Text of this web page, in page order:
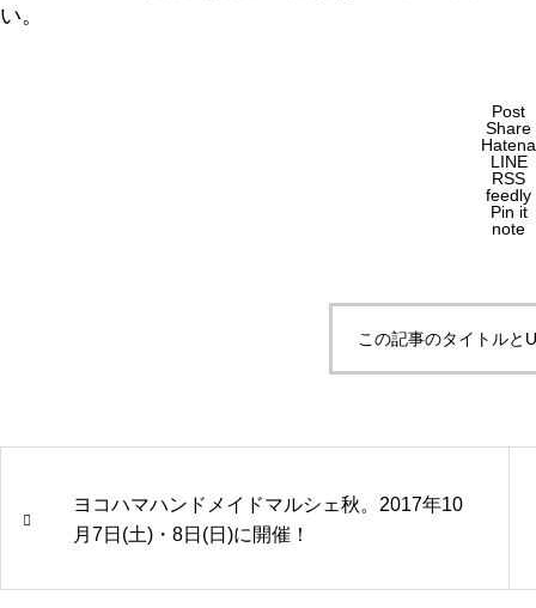
い。
Post
Share
Hatena
LINE
RSS
feedly
Pin it
note
この記事のタイトルと
ヨコハマハンドメイドマルシェ秋。2017年10
月7日(土)・8日(日)に開催！